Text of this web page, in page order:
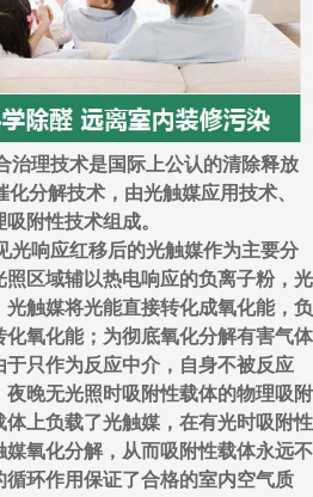
理技术是国际上公认的清除释放
分解技术，由光触媒应用技术、
附性技术组成。
响应红移后的光触媒作为主要分
区域辅以热电响应的负离子粉，光
触媒将光能直接转化成氧化能，负
氧化能；为彻底氧化分解有害气体
只作为反应中介，自身不被反应
晚无光照时吸附性载体的物理吸附
上负载了光触媒，在有光时吸附性
氧化分解，从而吸附性载体永远不
环作用保证了合格的室内空气质